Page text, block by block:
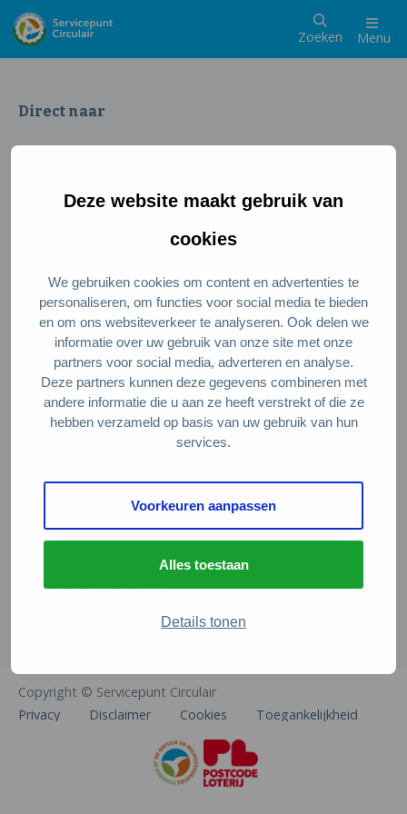
Deze website maakt gebruik van
cookies
We gebruiken cookies om content en advertenties te
personaliseren, om functies voor social media te bieden
en om ons websiteverkeer te analyseren. Ook delen we
informatie over uw gebruik van onze site met onze
partners voor social media, adverteren en analyse.
Deze partners kunnen deze gegevens combineren met
andere informatie die u aan ze heeft verstrekt of die ze
hebben verzameld op basis van uw gebruik van hun
services.
Voorkeuren aanpassen
Alles toestaan
Details tonen
Zoeken Menu
Direct naar
Wat is een circulaire samenleving
Meedoen als ondernemer
Circulaire producten en diensten
Wie zijn wij?
Over ons
Stel je vraag
Servicepunt Team
Veelgestelde vragen
De Natuur en Milieufederaties
Arthur van Schendelstraat 600
info@natuurenmilieufederaties.nl
Copyright © Servicepunt Circulair
Privacy
Disclaimer Cookies Toegankelijkheid